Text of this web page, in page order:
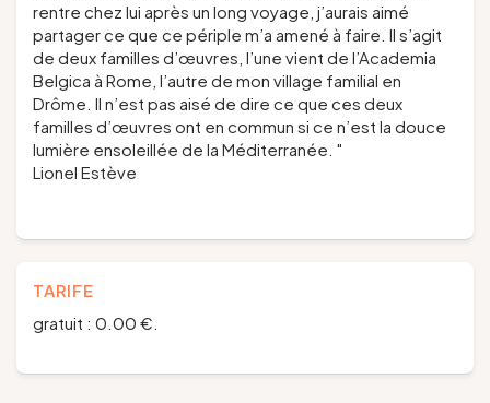
rentre chez lui après un long voyage, j’aurais aimé
partager ce que ce périple m’a amené à faire. Il s’agit
de deux familles d’œuvres, l’une vient de l’Academia
Belgica à Rome, l’autre de mon village familial en
Drôme. Il n’est pas aisé de dire ce que ces deux
familles d’œuvres ont en commun si ce n’est la douce
lumière ensoleillée de la Méditerranée. "
Lionel Estève
TARIFE
gratuit : 0.00 €.